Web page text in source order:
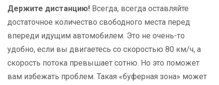
Держите дистанцию! Всегда, всегда оставляйте
достаточное количество свободного места перед
впереди идущим автомобилем. Это не очень-то
удобно, если вы двигаетесь со скоростью 80 км/ч, а
скорость потока превышает сотню. Но это поможет
вам избежать проблем. Такая «буферная зона» может